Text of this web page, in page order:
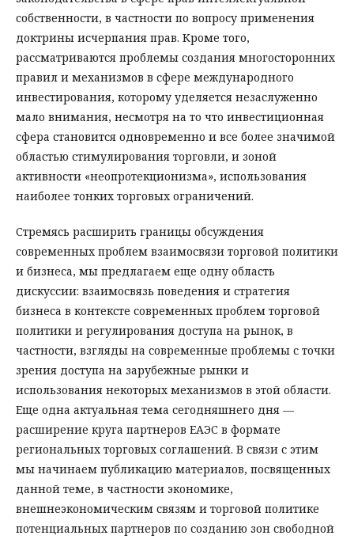
собственности, в частности по вопросу применения
доктрины исчерпания прав. Кроме того,
рассматриваются проблемы создания многосторонних
правил и механизмов в сфере международного
инвестирования, которому уделяется незаслуженно
мало внимания, несмотря на то что инвестиционная
сфера становится одновременно и все более значимой
областью стимулирования торговли, и зоной
активности «неопротекционизма», использования
наиболее тонких торговых ограничений.
Стремясь расширить границы обсуждения
современных проблем взаимосвязи торговой политики
и бизнеса, мы предлагаем еще одну область
дискуссии: взаимосвязь поведения и стратегия
бизнеса в контексте современных проблем торговой
политики и регулирования доступа на рынок, в
частности, взгляды на современные проблемы с точки
зрения доступа на зарубежные рынки и
использования некоторых механизмов в этой области.
Еще одна актуальная тема сегодняшнего дня —
расширение круга партнеров ЕАЭС в формате
региональных торговых соглашений. В связи с этим
мы начинаем публикацию материалов, посвященных
данной теме, в частности экономике,
внешнеэкономическим связям и торговой политике
потенциальных партнеров по созданию зон свободной